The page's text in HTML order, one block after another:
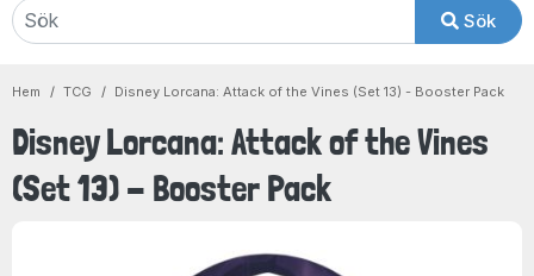
Sök
Hem TCG Disney Lorcana: Attack of the Vines (Set 13) - Booster Pack
Disney Lorcana: Attack of the Vines
(Set 13) - Booster Pack